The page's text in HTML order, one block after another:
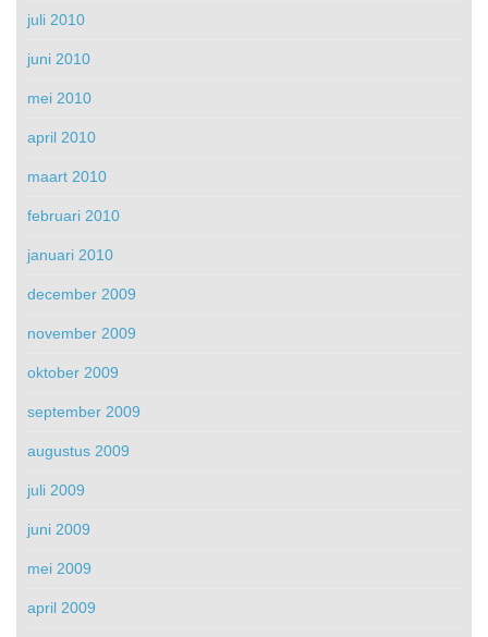
juli 2010
juni 2010
mei 2010
april 2010
maart 2010
februari 2010
januari 2010
december 2009
november 2009
oktober 2009
september 2009
augustus 2009
juli 2009
juni 2009
mei 2009
april 2009